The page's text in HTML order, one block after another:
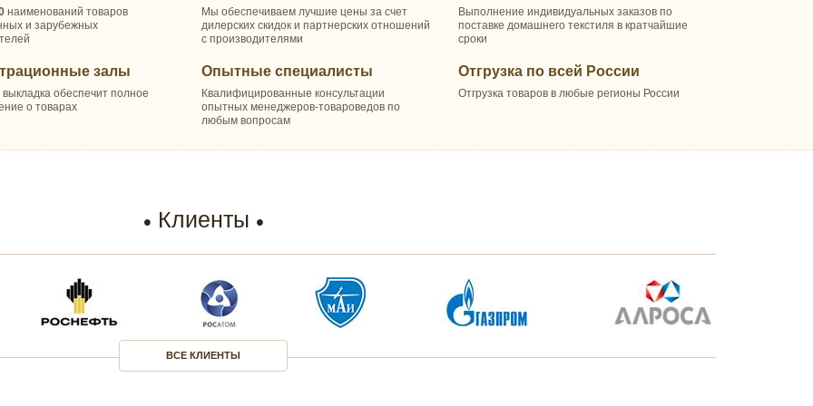
наименований товаров
и зарубежных
залы
обеспечит полное
о товарах
Мы обеспечиваем лучшие цены за счет
дилерских скидок и партнерских отношений
с производителями
Опытные специалисты
Квалифицированные консультации
опытных менеджеров-товароведов по
любым вопросам
Выполнение индивидуальных заказов по
поставке домашнего текстиля в кратчайшие
сроки
Отгрузка по всей России
Отгрузка товаров в любые регионы России
Клиенты
ВСЕ КЛИЕНТЫ